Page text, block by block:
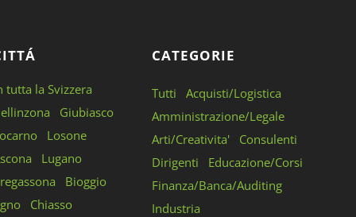
tutta la Svizzera
Giubiasco
Losone
Lugano
Bioggio
Chiasso
CATEGORIE
Tutti
Acquisti/Logistica
Amministrazione/Legale
Arti/Creativita'
Consulenti
Dirigenti
Educazione/Corsi
Finanza/Banca/Auditing
Industria